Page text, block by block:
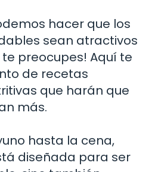
hacer que los
sean atractivos
te preocupes! Aquí te
de recetas
que harán que
más.
hasta la cena,
diseñada para ser